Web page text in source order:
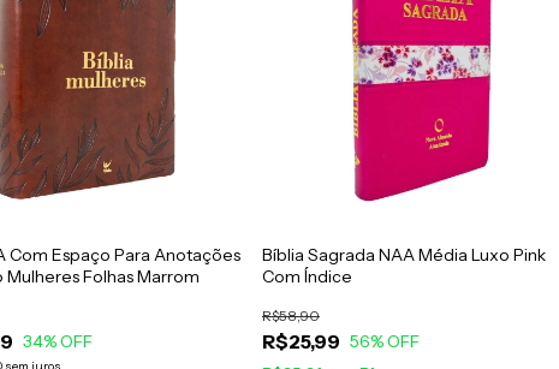
Com Espaço Para Anotações
Folhas Marrom
34% OFF
Bíblia Sagrada NAA Média Luxo Pink
Com Índice
R$25,99
R$58,90
56% OFF